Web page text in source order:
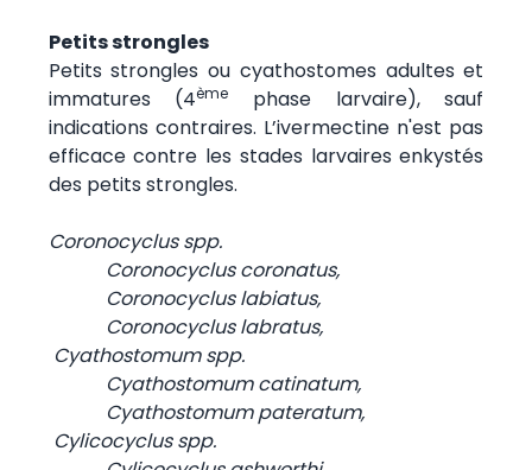
Petits strongles
Petits strongles ou cyathostomes adultes et
immatures (4ème
phase larvaire), sauf
indications contraires. L’ivermectine n'est pas
efficace contre les stades larvaires enkystés
des petits strongles.
Coronocyclus spp.
Coronocyclus coronatus,
Coronocyclus labiatus,
Coronocyclus labratus,
Cyathostomum spp.
Cyathostomum catinatum,
Cyathostomum pateratum,
Cylicocyclus spp.